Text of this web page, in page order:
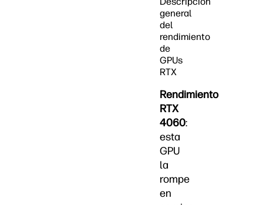
general
del
rendimiento
de
GPUs
RTX
Rendimiento
RTX
4060:
esta
GPU
la
rompe
en